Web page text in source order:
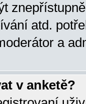
atd.
a
v anketě?